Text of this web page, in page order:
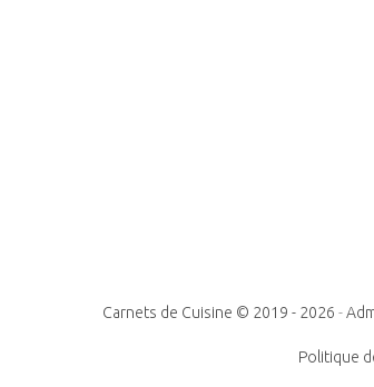
Carnets de Cuisine © 2019 - 2026 -
Politique